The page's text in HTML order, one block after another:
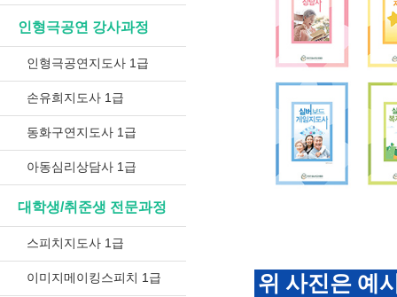
인형극공연 강사과정
인형극공연지도사 1급
손유희지도사 1급
동화구연지도사 1급
아동심리상담사 1급
대학생/취준생 전문과정
스피치지도사 1급
이미지메이킹스피치 1급 위 사진은 예